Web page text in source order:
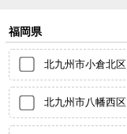
福岡県
北九州市小倉北区
北九州市八幡西区